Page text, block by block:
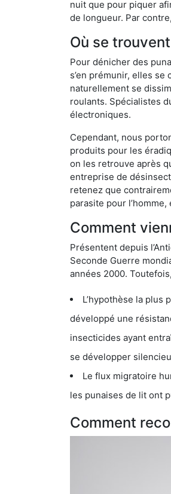
nuit que pour piquer
de longueur. Par
Où se
Pour dénicher des
s’en prémunir, elles
naturellement se
roulants. Spécialistes
électroniques.
Cependant, nous
produits pour les
on les retrouve après
entreprise de
retenez que
parasite pour
Comment
Présentent depuis
Seconde Guerre
années 2000.
L’hypothèse la plus
développé une résistance
insecticides ayant entraîné un
se développer
Le flux migratoire
les punaises de lit ont pu
Comment